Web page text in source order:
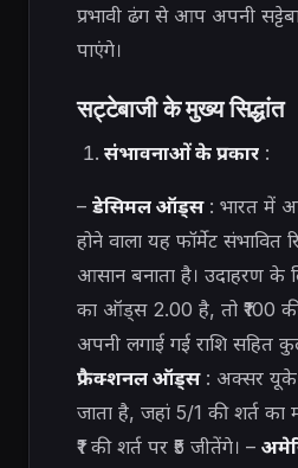
प्रभावी ढंग से आप अपनी
पाएंगे।
सट्टेबाजी के मुख्य सिद्धांत
संभावनाओं के प्रकार:
– डेसिमल ऑड्स: भारत में
होने वाला यह फॉर्मेट संभावित
आसान बनाता है। उदाहरण के
का ऑड्स 2.00 है, तो ₹100
अपनी लगाई गई राशि सहित
फ्रैक्शनल ऑड्स: अक्सर यूके
जाता है, जहां 5/1 की शर्त
₹1 की शर्त पर ₹5 जीतेंगे। –